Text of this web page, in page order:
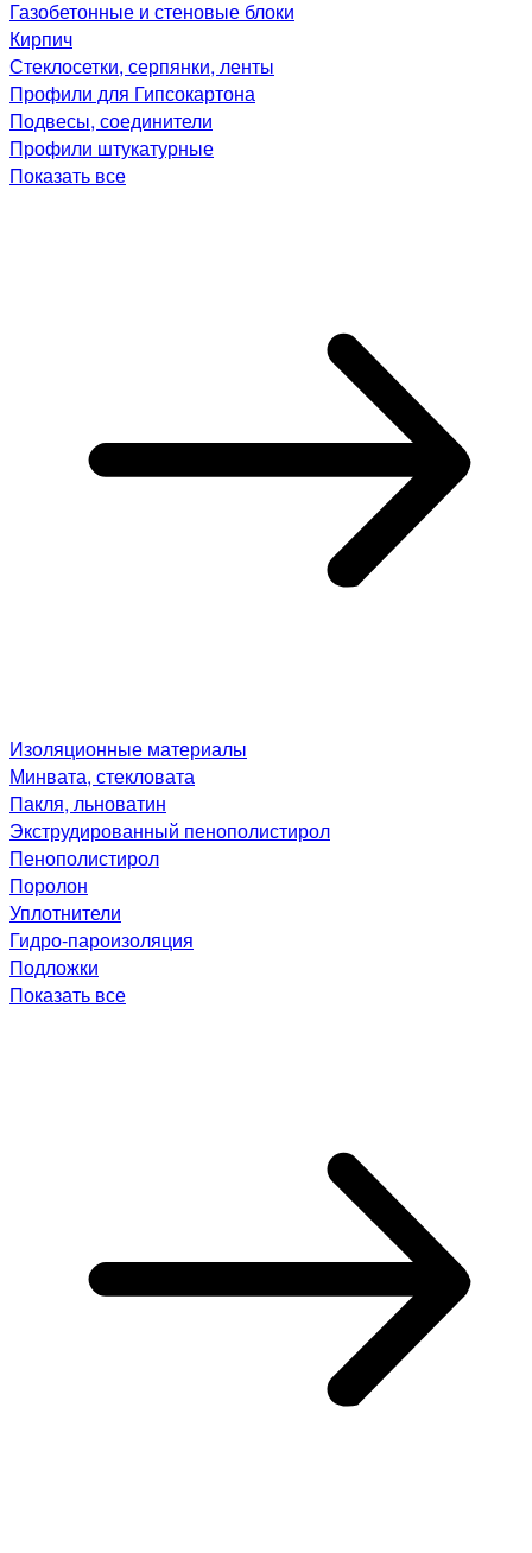
Газобетонные и стеновые блоки
Кирпич
Стеклосетки, серпянки, ленты
Профили для Гипсокартона
Подвесы, соединители
Профили штукатурные
Показать все
Изоляционные материалы
Минвата, стекловата
Пакля, льноватин
Экструдированный пенополистирол
Пенополистирол
Поролон
Уплотнители
Гидро-пароизоляция
Подложки
Показать все